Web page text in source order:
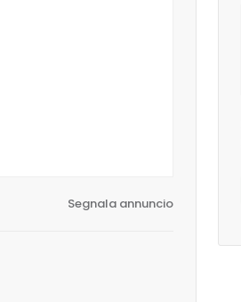
Segnala annuncio